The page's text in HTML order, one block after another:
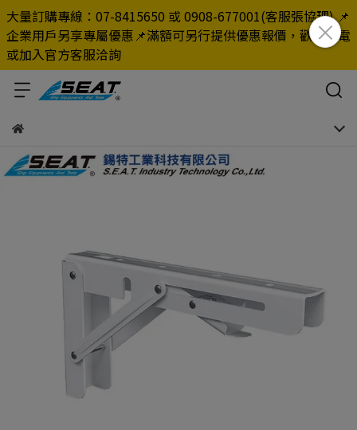
大量訂購專線：07-8415650 或 0908-677001(客服張協理) 📌
企業用戶另享專屬優惠📌滿額可另行提供優惠報價，歡迎來電
或加入官方客服洽詢